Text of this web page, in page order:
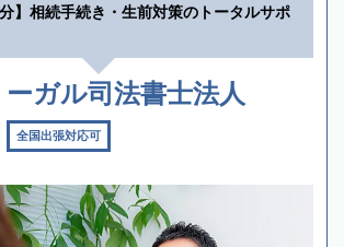
分】相続手続き・生前対策のトータルサポ
ガル司法書士法人
全国出張対応可